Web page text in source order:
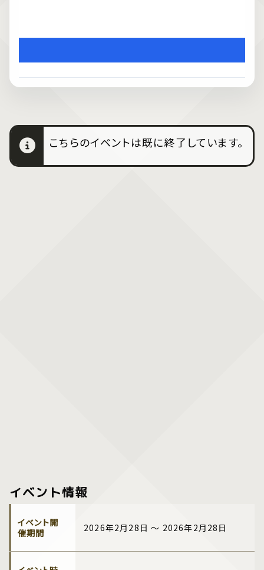
こちらのイベントは既に終了しています。
イベント情報
イベント開
催期間
2026年2月28日 ～ 2026年2月28日